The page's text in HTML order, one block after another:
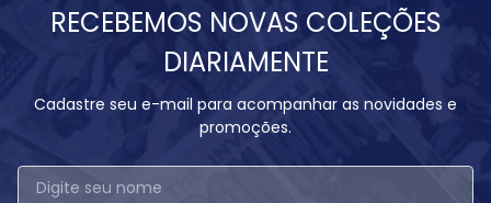
RECEBEMOS NOVAS COLEÇÕES
DIARIAMENTE
Cadastre seu e-mail para acompanhar as novidades e
promoções.